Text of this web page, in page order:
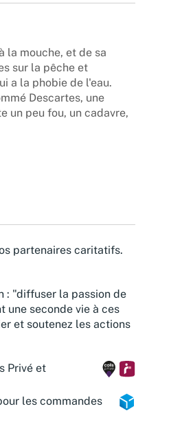
la mouche, et de sa
sur la pêche et
a la phobie de l'eau.
Descartes, une
un peu fou, un cadavre,
partenaires caritatifs.
: "diffuser la passion de
une seconde vie à ces
et soutenez les actions
Privé et
les commandes